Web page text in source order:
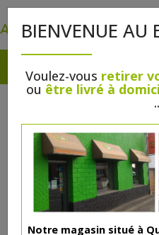
BIENVENUE AU
Voulez-vous retirer
ou être livré à
Notre magasin situé à